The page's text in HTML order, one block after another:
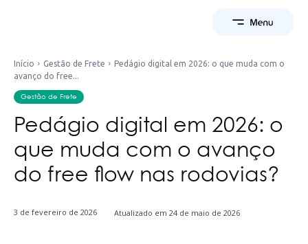
Início Gestão de Frete
Pedágio digital em 2026: o que muda com o
avanço do free...
Gestão de Frete
Pedágio digital em 2026: o
que muda com o avanço
do free flow nas rodovias?
3 de fevereiro de 2026 Atualizado em 24 de maio de 2026